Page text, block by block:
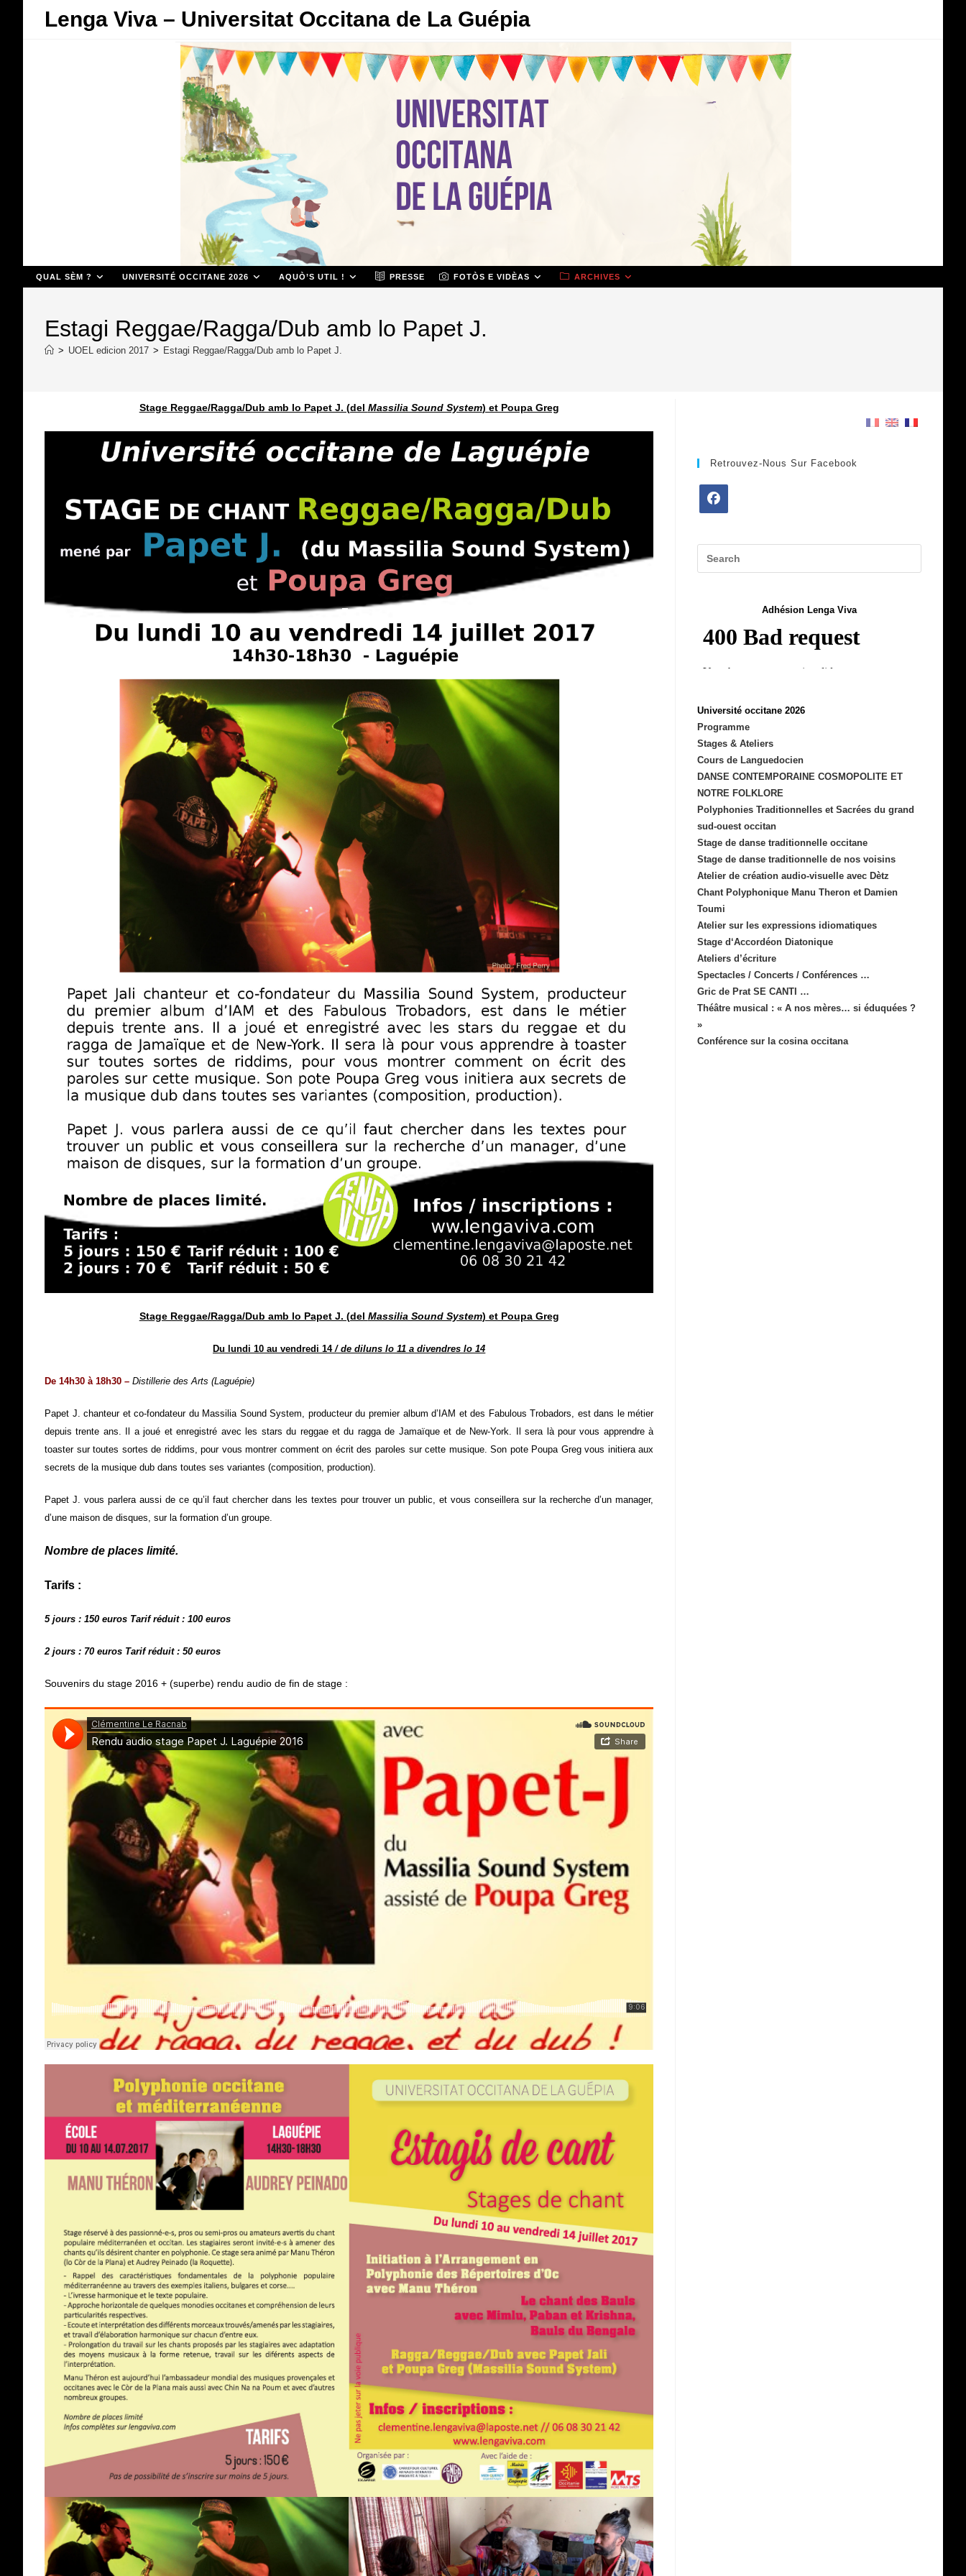
Lenga Viva – Universitat Occitana de La Guépia
QUAL SÈM ? UNIVERSITÉ OCCITANE 2026 AQUÒ’S UTIL ! PRESSE FOTÒS E VIDÈAS ARCHIVES
Estagi Reggae/Ragga/Dub amb lo Papet J.
> UOEL edicion 2017 > Estagi Reggae/Ragga/Dub amb lo Papet J.
Stage Reggae/Ragga/Dub amb lo Papet J. (del Massilia Sound System) et Poupa Greg
Stage Reggae/Ragga/Dub amb lo Papet J. (del Massilia Sound System) et Poupa Greg
Du lundi 10 au vendredi 14/ de diluns lo 11 a divendres lo 14
De 14h30 à 18h30 – Distillerie des Arts (Laguépie)
Papet J. chanteur et co-fondateur du Massilia Sound System, producteur du premier album d’IAM et des Fabulous Trobadors, est dans le métier
depuis trente ans. Il a joué et enregistré avec les stars du reggae et du ragga de Jamaïque et de New-York. Il sera là pour vous apprendre à
toaster sur toutes sortes de riddims, pour vous montrer comment on écrit des paroles sur cette musique. Son pote Poupa Greg vous initiera aux
secrets de la musique dub dans toutes ses variantes (composition, production).
Papet J. vous parlera aussi de ce qu’il faut chercher dans les textes pour trouver un public, et vous conseillera sur la recherche d’un manager,
d’une maison de disques, sur la formation d’un groupe.
Nombre de places limité.
Tarifs :
5 jours : 150 euros Tarif réduit : 100 euros
2 jours : 70 euros Tarif réduit : 50 euros
Souvenirs du stage 2016 + (superbe) rendu audio de fin de stage :
Retrouvez-Nous Sur Facebook
new
Adhésion Lenga Viva
Université occitane 2026
Programme
Stages & Ateliers
Cours de Languedocien
DANSE CONTEMPORAINE COSMOPOLITE ET
NOTRE FOLKLORE
Polyphonies Traditionnelles et Sacrées du grand
sud-ouest occitan
Stage de danse traditionnelle occitane
Stage de danse traditionnelle de nos voisins
Atelier de création audio-visuelle avec Dètz
Chant Polyphonique Manu Theron et Damien
Toumi
Atelier sur les expressions idiomatiques
Stage d‘Accordéon Diatonique
Ateliers d’écriture
Spectacles / Concerts / Conférences …
Gric de Prat SE CANTI …
Théâtre musical : « A nos mères… si éduquées ?
»
Conférence sur la cosina occitana